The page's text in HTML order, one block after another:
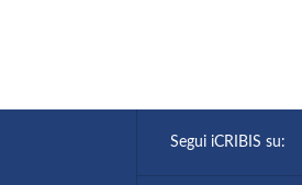
Segui iCRIBIS su: